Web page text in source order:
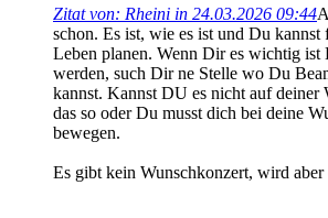
Zitat von: Rheini in 24.03.2026 09:44
schon. Es ist, wie es ist und Du kannst
Leben planen. Wenn Dir es wichtig ist
werden, such Dir ne Stelle wo Du
kannst. Kannst DU es nicht auf deiner
das so oder Du musst dich bei deine
bewegen.
Es gibt kein Wunschkonzert, wird